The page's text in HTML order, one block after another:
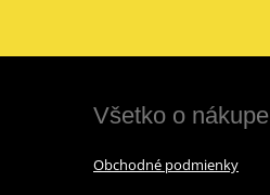
Všetko o nákupe
Obchodné podmienky